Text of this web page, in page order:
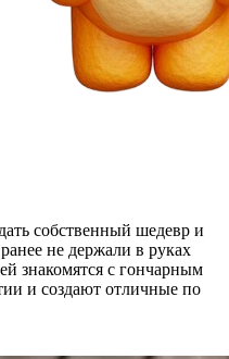
собственный шедевр и
не держали в руках
знакомятся с гончарным
и создают отличные по